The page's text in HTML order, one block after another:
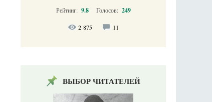
Рейтинг: 9.8 Голосов: 249
2 875 11
ВЫБОР ЧИТАТЕЛЕЙ